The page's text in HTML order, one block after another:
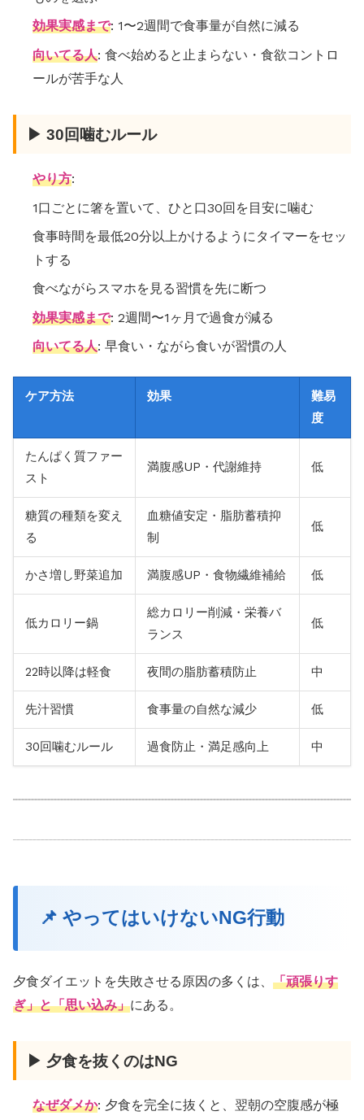
効果実感まで: 1〜2週間で食事量が自然に減る
向いてる人: 食べ始めると止まらない・食欲コントロ
ールが苦手な人
▶ 30回噛むルール
やり方:
1口ごとに箸を置いて、ひと口30回を目安に噛む
食事時間を最低20分以上かけるようにタイマーをセッ
トする
食べながらスマホを見る習慣を先に断つ
効果実感まで: 2週間〜1ヶ月で過食が減る
向いてる人: 早食い・ながら食いが習慣の人
ケア方法 効果
難易
度
たんぱく質ファー
スト
満腹感UP・代謝維持 低
糖質の種類を変え
る
血糖値安定・脂肪蓄積抑
制
低
かさ増し野菜追加 満腹感UP・食物繊維補給 低
低カロリー鍋
総カロリー削減・栄養バ
ランス
低
22時以降は軽食 夜間の脂肪蓄積防止 中
先汁習慣 食事量の自然な減少 低
30回噛むルール 過食防止・満足感向上 中
📌 やってはいけないNG行動
夕食ダイエットを失敗させる原因の多くは、 「頑張りす
ぎ」と「思い込み」にある。
▶ 夕食を抜くのはNG
なぜダメか: 夕食を完全に抜くと、翌朝の空腹感が極